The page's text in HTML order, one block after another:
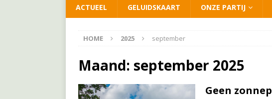
[ 26 juni 2026 ] Leefbaar 3B en CDA
ACTUEEL GELUIDSKAART ONZE PARTIJ
HOME 2025 september
Maand: september 2025
Geen